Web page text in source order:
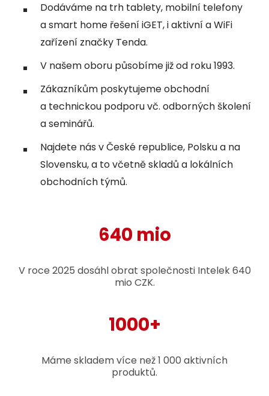
Dodáváme na trh tablety, mobilní telefony
a smart home řešení iGET, i aktivní a WiFi
zařízení značky Tenda.
V našem oboru působíme již od roku 1993.
Zákazníkům poskytujeme obchodní
a technickou podporu vč. odborných školení
a seminářů.
Najdete nás v České republice, Polsku a na
Slovensku, a to včetně skladů a lokálních
obchodních týmů.
640 mio
V roce 2025 dosáhl obrat společnosti Intelek 640
mio CZK.
1000+
Máme skladem více než 1 000 aktivních
produktů.